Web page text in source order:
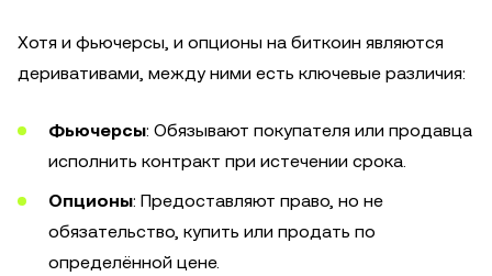
Хотя и фьючерсы, и опционы на биткоин являются
деривативами, между ними есть ключевые различия:
Фьючерсы: Обязывают покупателя или продавца
исполнить контракт при истечении срока.
Опционы: Предоставляют право, но не
обязательство, купить или продать по
определённой цене.